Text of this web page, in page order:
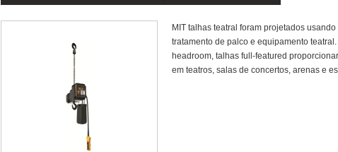
MIT talhas teatral foram projetados
tratamento de palco e equipamento
headroom, talhas full-featured
em teatros, salas de concertos, arenas e